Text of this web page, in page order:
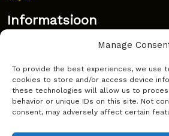
Manage
To provide the best experiences, we use
cookies to store and/or access device
these technologies will allow us to
behavior or unique IDs on this site. Not
consent, may adversely affect certain
Informatsioon
Korduma kippuvad küsimused
Kust osta?
Küpsiste poliitika